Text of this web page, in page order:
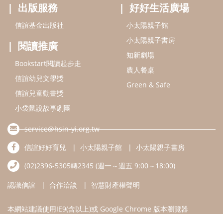
出版服務
信誼基金出版社
閱讀推廣
Bookstart閱讀起步走
信誼幼兒文學獎
信誼兒童動畫獎
小袋鼠說故事劇團
好好生活廣場
小太陽親子館
小太陽親子書房
知新劇場
農人餐桌
Green & Safe
service@hsin-yi.org.tw
信誼好好育兒
小太陽親子館
小太陽親子書房
(02)2396-5305轉2345 (週一～週五 9:00～18:00)
認識信誼 合作洽談 智慧財產權聲明
本網站建議使用IE9(含以上)或 Google Chrome 版本瀏覽器